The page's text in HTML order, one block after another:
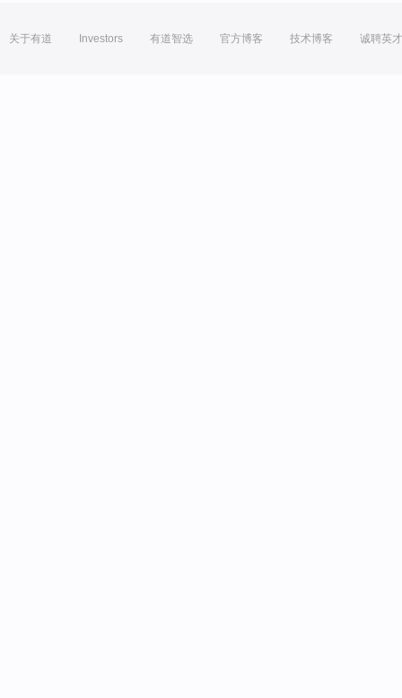
关于有道 Investors 有道智选 官方博客 技术博客 诚聘英才